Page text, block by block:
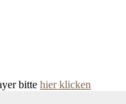
bitte hier klicken